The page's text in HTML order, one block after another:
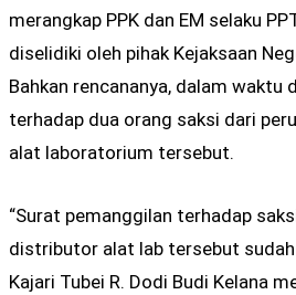
merangkap PPK dan EM selaku
diselidiki oleh pihak Kejaksaan
Bahkan rencananya, dalam waktu
terhadap dua orang saksi dari
alat laboratorium tersebut.
“Surat pemanggilan terhadap
distributor alat lab tersebut sudah
Kajari Tubei R. Dodi Budi Kelana